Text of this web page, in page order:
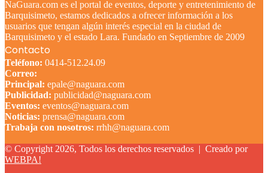
NaGuara.com es el portal de eventos, deporte y entretenimiento de
Barquisimeto, estamos dedicados a ofrecer información a los
usuarios que tengan algún interés especial en la ciudad de
Barquisimeto y el estado Lara. Fundado en Septiembre de 2009
Contacto
Teléfono: 0414-512.24.09
Correo:
Principal: epale@naguara.com
Publicidad: publicidad@naguara.com
Eventos: eventos@naguara.com
Noticias: prensa@naguara.com
Trabaja con nosotros: rrhh@naguara.com
© Copyright 2026, Todos los derechos reservados | Creado por
WEBPA!